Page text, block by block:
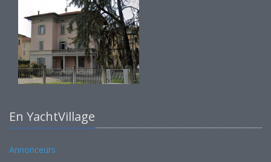
En YachtVillage
Annonceurs